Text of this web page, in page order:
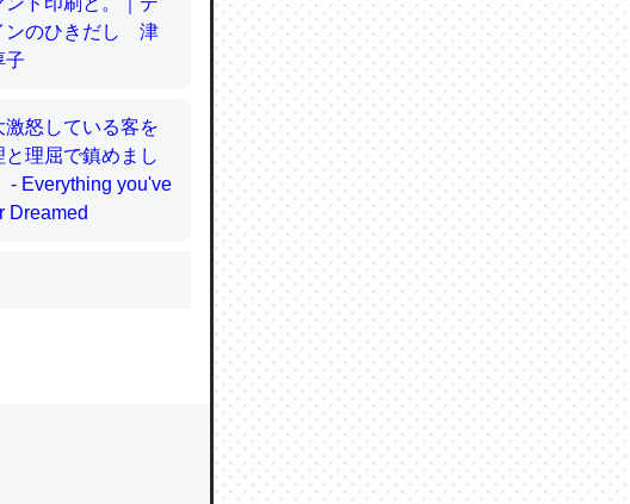
置こうかと画策
ションが劇的に変化し